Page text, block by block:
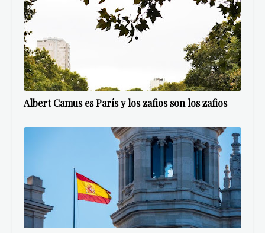
Albert Camus es París y los zafios son los zafios